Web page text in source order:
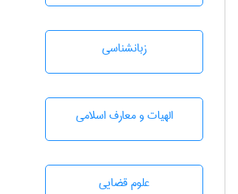
زبانشناسی
الهیات و معارف اسلامی
علوم قضایی